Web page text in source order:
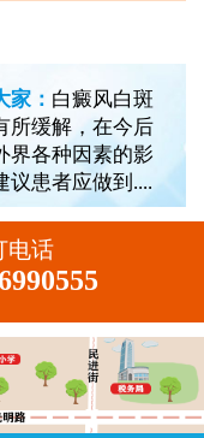
家： 白癜风白斑
所缓解，在今后
界各种因素的影
议患者应做到....
电话